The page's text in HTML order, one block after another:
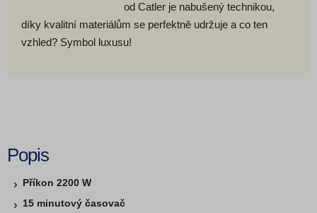
od Catler je nabušený technikou,
díky kvalitní materiálům se perfektně udržuje a co ten
vzhled? Symbol luxusu!
Popis
Příkon 2200 W
15 minutový časovač